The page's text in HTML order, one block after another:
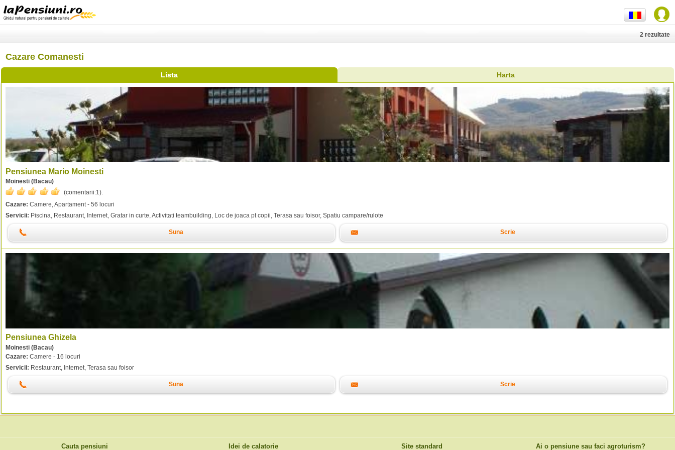
Cazare Comanesti
Lista Harta
2 rezultate
Pensiunea Mario Moinesti
Moinesti (Bacau)
(comentarii:1).
Cazare: Camere, Apartament - 56 locuri
Servicii: Piscina, Restaurant, Internet, Gratar in curte, Activitati teambuilding, Loc de joaca pt copii, Terasa sau foisor, Spatiu campare/rulote
Suna Scrie
Pensiunea Ghizela
Moinesti (Bacau)
Cazare: Camere - 16 locuri
Servicii: Restaurant, Internet, Terasa sau foisor
Suna Scrie
Cauta pensiuni Idei de calatorie Site standard Ai o pensiune sau faci agroturism?